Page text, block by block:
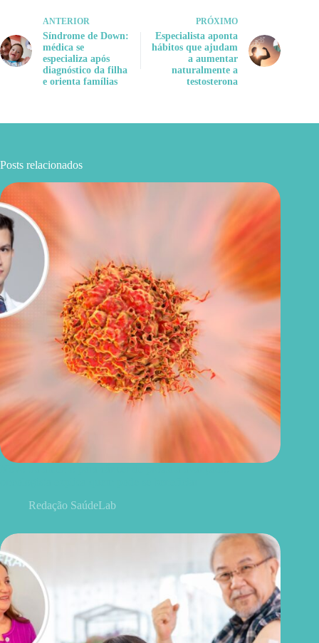
ANTERIOR
Síndrome de Down:
médica se
especializa após
diagnóstico da filha
e orienta famílias
PRÓXIMO
Especialista aponta
hábitos que ajudam
a aumentar
naturalmente a
testosterona
Posts relacionados
Redação SaúdeLab